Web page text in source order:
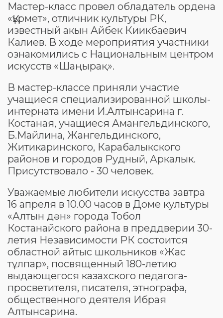
Мастер-класс провел обладатель ордена
«Құрмет», отличник культуры РК,
известный акын Айбек Киикбаевич
Калиев. В ходе мероприятия участники
ознакомились с Национальным центром
искусств «Шаңырақ».
В мастер-классе приняли участие
учащиеся специализированной школы-
интерната имени И.Алтынсарина г.
Костаная, учащиеся Амангельдинского,
Б.Майлина, Жангельдинского,
Житикаринского, Карабалыкского
районов и городов Рудный, Аркалык.
Присутствовало - 30 человек.
Уважаемые любители искусства завтра
16 апреля в 10.00 часов в Доме культуры
«Алтын дән» города Тобол
Костанайского района в преддверии 30-
летия Независимости РК состоится
областной айтыс школьников «Жас
тұлпар», посвященный 180-летию
выдающегося казахского педагога-
просветителя, писателя, этнографа,
общественного деятеля Ибрая
Алтынсарина.